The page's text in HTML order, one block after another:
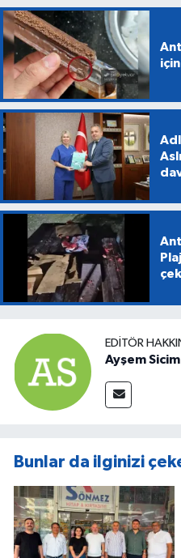
EDITÖR
Ayşem Sicim
Bunlar da ilginizi